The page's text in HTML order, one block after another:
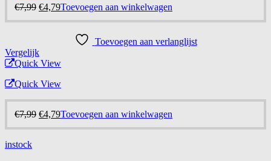
€7,99 Oorspronkelijke
€4,79Huidige
€4,79.
Toevoegen aan winkelwagen
Toevoegen aan verlanglijst
Vergelijk
Quick View
Quick View
€7,99 Oorspronkelijke
€4,79Huidige
Toevoegen aan winkelwagen
instock